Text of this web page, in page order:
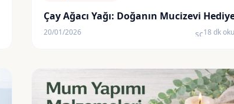
Çay Ağacı Yağı: Doğanın Mucizevi
20/01/2026 schedule
18 dk